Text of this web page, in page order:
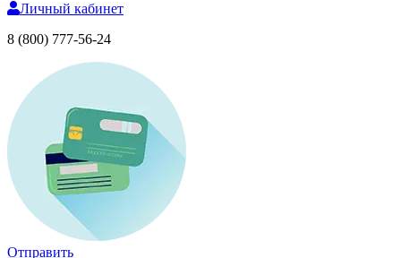
Личный кабинет
8 (800) 777-56-24
Отправить